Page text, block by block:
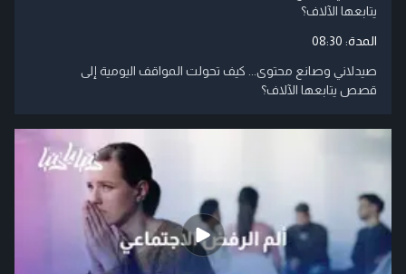
يتابعها الآلاف؟
المدة: 08:30
صيدلاني وصانع محتوى... كيف تحولت المواقف اليومية إلى
قصص يتابعها الآلاف؟